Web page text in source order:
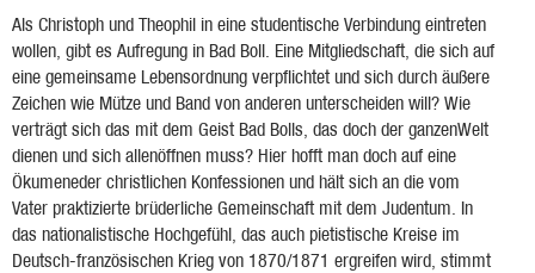
Als Christoph und Theophil in eine studentische Verbindung eintreten
wollen, gibt es Aufregung in Bad Boll. Eine Mitgliedschaft, die sich auf
eine gemeinsame Lebensordnung verpflichtet und sich durch äußere
Zeichen wie Mütze und Band von anderen unterscheiden will? Wie
verträgt sich das mit dem Geist Bad Bolls, das doch der ganzenWelt
dienen und sich allenöffnen muss? Hier hofft man doch auf eine
Ökumeneder christlichen Konfessionen und hält sich an die vom
Vater praktizierte brüderliche Gemeinschaft mit dem Judentum. In
das nationalistische Hochgefühl, das auch pietistische Kreise im
Deutsch-französischen Krieg von 1870/1871 ergreifen wird, stimmt